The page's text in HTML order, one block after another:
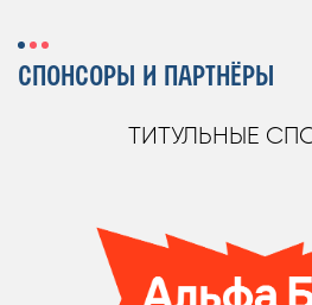
СПОНСОРЫ И ПАРТНЁРЫ
ТИТУЛЬНЫЕ